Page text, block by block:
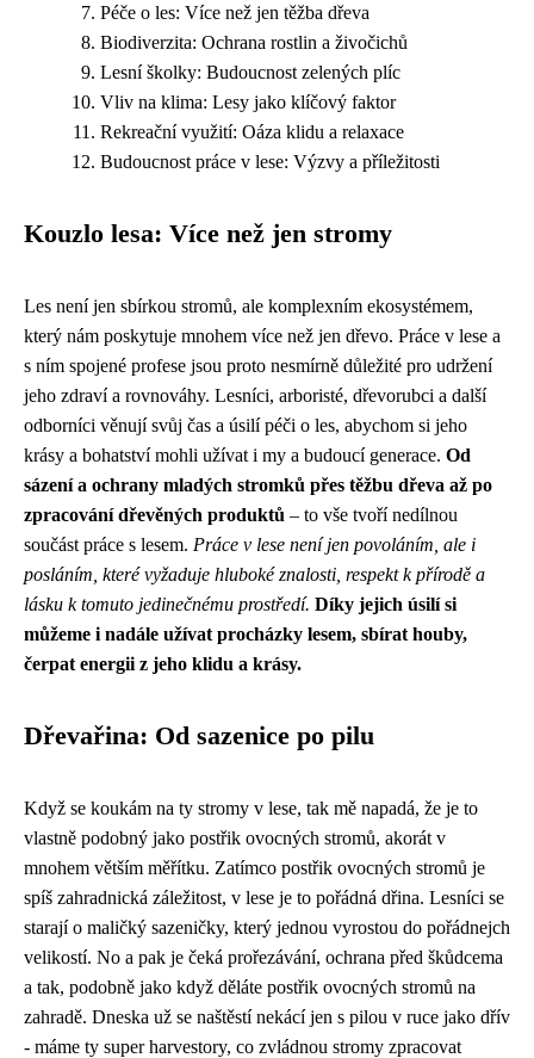
Péče o les: Více než jen těžba dřeva
Biodiverzita: Ochrana rostlin a živočichů
Lesní školky: Budoucnost zelených plíc
Vliv na klima: Lesy jako klíčový faktor
Rekreační využití: Oáza klidu a relaxace
Budoucnost práce v lese: Výzvy a příležitosti
Kouzlo lesa: Více než jen stromy
Les není jen sbírkou stromů, ale komplexním ekosystémem,
který nám poskytuje mnohem více než jen dřevo. Práce v lese a
s ním spojené profese jsou proto nesmírně důležité pro udržení
jeho zdraví a rovnováhy. Lesníci, arboristé, dřevorubci a další
odborníci věnují svůj čas a úsilí péči o les, abychom si jeho
krásy a bohatství mohli užívat i my a budoucí generace. Od
sázení a ochrany mladých stromků přes těžbu dřeva až po
zpracování dřevěných produktů – to vše tvoří nedílnou
součást práce s lesem. Práce v lese není jen povoláním, ale i
posláním, které vyžaduje hluboké znalosti, respekt k přírodě a
lásku k tomuto jedinečnému prostředí. Díky jejich úsilí si
můžeme i nadále užívat procházky lesem, sbírat houby,
čerpat energii z jeho klidu a krásy.
Dřevařina: Od sazenice po pilu
Když se koukám na ty stromy v lese, tak mě napadá, že je to
vlastně podobný jako postřik ovocných stromů, akorát v
mnohem větším měřítku. Zatímco postřik ovocných stromů je
spíš zahradnická záležitost, v lese je to pořádná dřina. Lesníci se
starají o maličký sazeničky, který jednou vyrostou do pořádnejch
velikostí. No a pak je čeká prořezávání, ochrana před škůdcema
a tak, podobně jako když děláte postřik ovocných stromů na
zahradě. Dneska už se naštěstí nekácí jen s pilou v ruce jako dřív
- máme ty super harvestory, co zvládnou stromy zpracovat